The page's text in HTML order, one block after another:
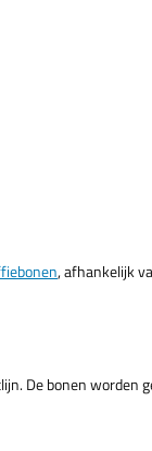
, afhankelijk
De bonen worden